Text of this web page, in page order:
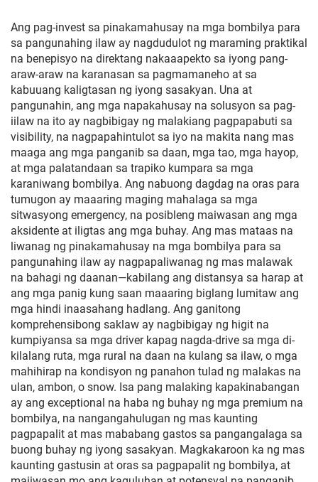
1582571-SC-C
Ang pag-invest sa pinakamahusay na mga bombilya para
sa pangunahing ilaw ay nagdudulot ng maraming praktikal
na benepisyo na direktang nakaaapekto sa iyong pang-
araw-araw na karanasan sa pagmamaneho at sa
kabuuang kaligtasan ng iyong sasakyan. Una at
pangunahin, ang mga napakahusay na solusyon sa pag-
iilaw na ito ay nagbibigay ng malakiang pagpapabuti sa
visibility, na nagpapahintulot sa iyo na makita nang mas
maaga ang mga panganib sa daan, mga tao, mga hayop,
at mga palatandaan sa trapiko kumpara sa mga
karaniwang bombilya. Ang nabuong dagdag na oras para
tumugon ay maaaring maging mahalaga sa mga
sitwasyong emergency, na posibleng maiwasan ang mga
aksidente at iligtas ang mga buhay. Ang mas mataas na
liwanag ng pinakamahusay na mga bombilya para sa
pangunahing ilaw ay nagpapaliwanag ng mas malawak
na bahagi ng daanan—kabilang ang distansya sa harap at
ang mga panig kung saan maaaring biglang lumitaw ang
mga hindi inaasahang hadlang. Ang ganitong
komprehensibong saklaw ay nagbibigay ng higit na
kumpiyansa sa mga driver kapag nagda-drive sa mga di-
kilalang ruta, mga rural na daan na kulang sa ilaw, o mga
mahihirap na kondisyon ng panahon tulad ng malakas na
ulan, ambon, o snow. Isa pang malaking kapakinabangan
ay ang exceptional na haba ng buhay ng mga premium na
bombilya, na nangangahulugan ng mas kaunting
pagpapalit at mas mababang gastos sa pangangalaga sa
buong buhay ng iyong sasakyan. Magkakaroon ka ng mas
kaunting gastusin at oras sa pagpapalit ng bombilya, at